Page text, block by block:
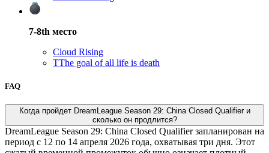
7-8th место
Cloud Rising
TThe goal of all life is death
FAQ
Когда пройдет DreamLeague Season 29: China Closed Qualifier и
сколько он продлится?
DreamLeague Season 29: China Closed Qualifier запланирован на
период с 12 по 14 апреля 2026 года, охватывая три дня. Этот